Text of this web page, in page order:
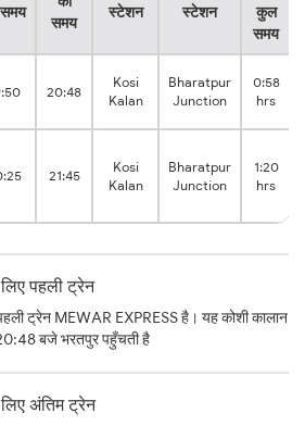
समय
स्टेशन
स्टेशन
कुल
समय
20:48
Kosi
Kalan
Bharatpur
Junction
0:58
hrs
21:45
Kosi
Kalan
Bharatpur
Junction
1:20
hrs
पहली ट्रेन
ट्रेन MEWAR EXPRESS है। यह कोशी कालान
बजे भरतपुर पहुँचती है
अंतिम ट्रेन